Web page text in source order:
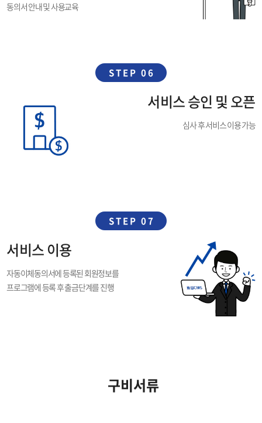
동의서 안내 및 사용교육
STEP 06
서비스 승인 및 오픈
심사 후 서비스 이용 가능
STEP 07
서비스 이용
자동이체동의서에 등록된 회원정보를
프로그램에 등록 후 출금단계를 진행
구비서류